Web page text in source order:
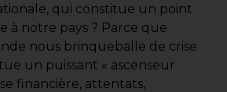
qui constitue un point
à notre pays ? Parce que
nous brinqueballe de crise
un puissant « ascenseur
financière, attentats,